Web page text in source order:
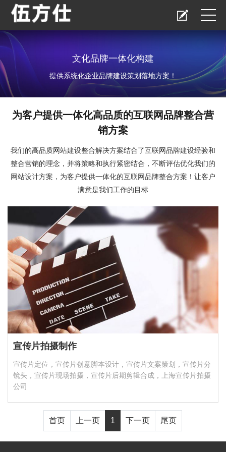
文化品牌一体化构建
提供系统化企业品牌建设策划落地方案！
为客户提供一体化高品质的互联网品牌整合营
销方案
我们的高品质网站建设整合解决方案结合了互联网品牌建设经验和
整合营销的理念，并将策略和执行紧密结合，不断评估优化我们的
网站设计方案，为客户提供一体化的互联网品牌整合方案！让客户
满意是我们工作的目标
宣传片拍摄制作
宣传片定位，宣传片创意脚本设计，宣传片文案策划，宣传片分
镜头，宣传片现场拍摄，宣传片后期剪辑合成，上海宣传片拍摄
公司
首页 上一页 1 下一页 尾页